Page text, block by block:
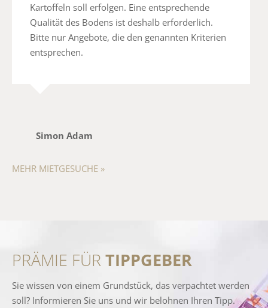
Kartoffeln soll erfolgen. Eine entsprechende
Qualität des Bodens ist deshalb erforderlich.
Bitte nur Angebote, die den genannten Kriterien
entsprechen.
Simon Adam
MEHR MIETGESUCHE »
PRÄMIE FÜR TIPPGEBER
Sie wissen von einem Grundstück, das verpachtet werden
soll? Informieren Sie uns und wir belohnen Ihren Tipp.